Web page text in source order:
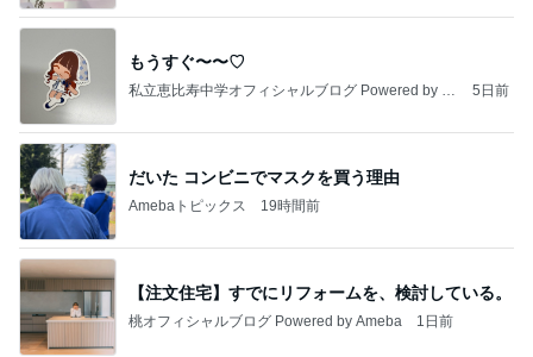
もうすぐ〜〜♡
私立恵比寿中学オフィシャルブログ Powered by A
5日前
だいた コンビニでマスクを買う理由
Amebaトピックス 19時間前
【注文住宅】すでにリフォームを、検討している。
桃オフィシャルブログ Powered by Ameba 1日前